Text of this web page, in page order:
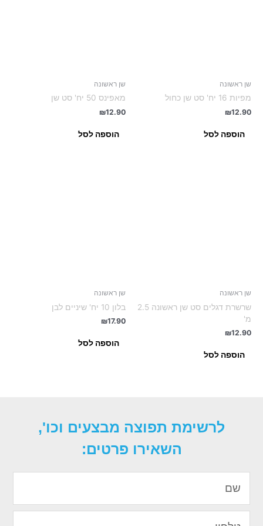
שן ראשונה
מפיות 16 יח' סט שן כחול
₪12.90
הוספה לסל
שן ראשונה
מאפינס 50 יח' סט שן
₪12.90
הוספה לסל
שן ראשונה
שרשרת דגלים סט שן ראשונה 2.5
מ'
₪12.90
הוספה לסל
שן ראשונה
בלון 10 יח' שיניים לבן
₪17.90
הוספה לסל
לרשימת תפוצה מבצעים וכו',
השאירו פרטים: